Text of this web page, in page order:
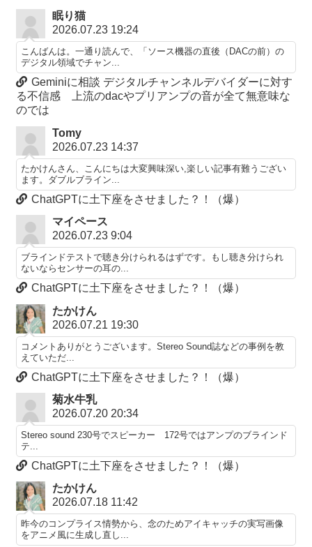
眠り猫
2026.07.23 19:24
こんばんは。一通り読んで、「ソース機器の直後（DACの前）の
デジタル領域でチャン...
Geminiに相談 デジタルチャンネルデバイダーに対す
る不信感 上流のdacやプリアンプの音が全て無意味な
のでは
Tomy
2026.07.23 14:37
たかけんさん、こんにちは大変興味深い,楽しい記事有難うござい
ます。ダブルブライン...
ChatGPTに土下座をさせました？！（爆）
マイペース
2026.07.23 9:04
ブラインドテストで聴き分けられるはずです。もし聴き分けられ
ないならセンサーの耳の...
ChatGPTに土下座をさせました？！（爆）
たかけん
2026.07.21 19:30
コメントありがとうございます。Stereo Sound誌などの事例を教
えていただ...
ChatGPTに土下座をさせました？！（爆）
菊水牛乳
2026.07.20 20:34
Stereo sound 230号でスピーカー 172号ではアンプのブラインド
テ...
ChatGPTに土下座をさせました？！（爆）
たかけん
2026.07.18 11:42
昨今のコンプライス情勢から、念のためアイキャッチの実写画像
をアニメ風に生成し直し...